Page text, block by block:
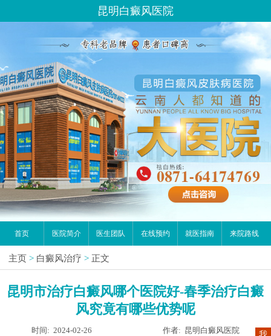
昆明白癜风医院
首页 医院简介 医生团队 在线预约 就医指南 来院路线
主页 > 白癜风治疗 > 正文
昆明市治疗白癜风哪个医院好-春季治疗白癜
风究竟有哪些优势呢
时间: 2024-02-26 作者: 昆明白癜风医院